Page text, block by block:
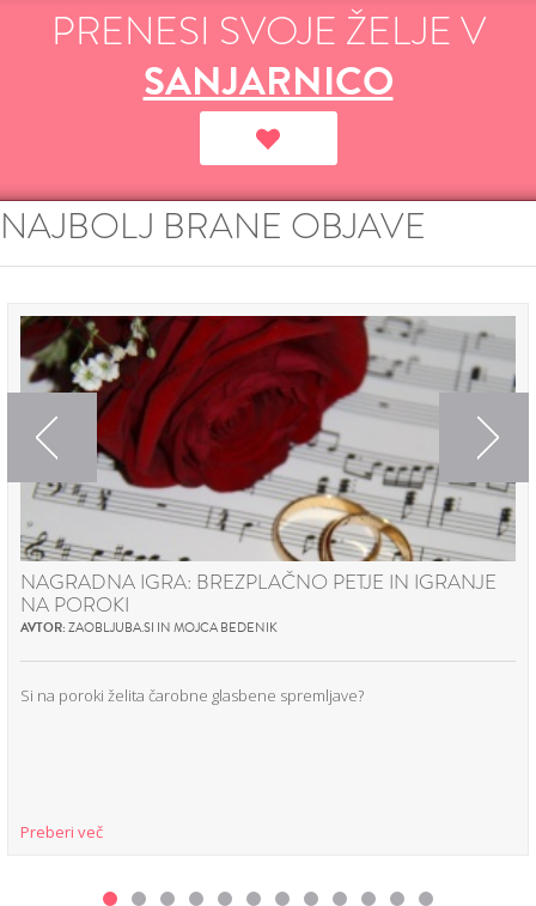
PRENESI SVOJE ŽELJE V
SANJARNICO
NAJBOLJ BRANE OBJAVE
Previous
NAGRADNA IGRA: BREZPLAČNO PETJE IN IGRANJE
NA POROKI
AVTOR:ZAOBLJUBA.SI IN MOJCA BEDENIK
Si na poroki želita čarobne glasbene spremljave?
Preberi več
Next